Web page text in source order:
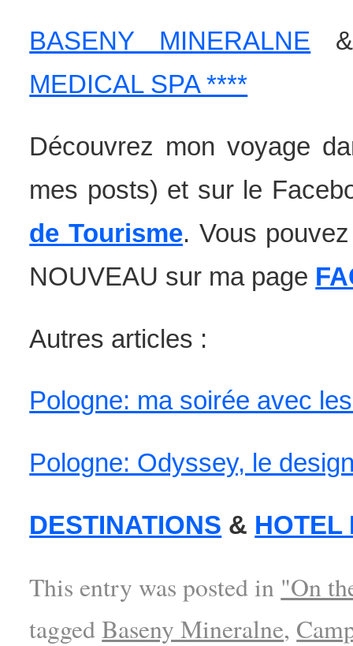
BASENY MINERALNE
MEDICAL SPA ****
Découvrez mon voyage
mes posts) et sur le
de Tourisme. Vous
NOUVEAU sur ma page
Autres articles :
Pologne: ma soirée avec
Pologne: Odyssey, le
DESTINATIONS & HOTEL
This entry was posted in "On
taggedBaseny Mineralne,